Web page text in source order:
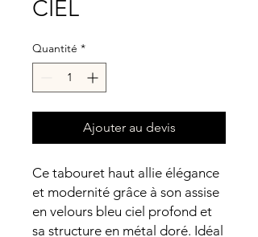
CIEL
Quantité *
Ajouter au devis
Ce tabouret haut allie élégance
et modernité grâce à son assise
en velours bleu ciel profond et
sa structure en métal doré. Idéal